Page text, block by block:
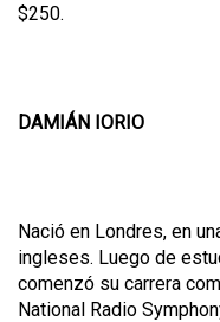
$250.
DAMIÁN IORIO
Nació en Londres, en
ingleses. Luego de
comenzó su carrera
National Radio